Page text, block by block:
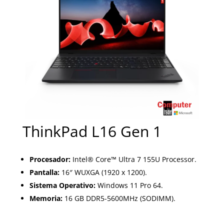
ThinkPad L16 Gen 1
Procesador:Intel® Core™ Ultra 7 155U Processor.
Pantalla:16″ WUXGA (1920 x 1200).
Sistema Operativo:Windows 11 Pro 64.
Memoria:16 GB DDR5-5600MHz (SODIMM).